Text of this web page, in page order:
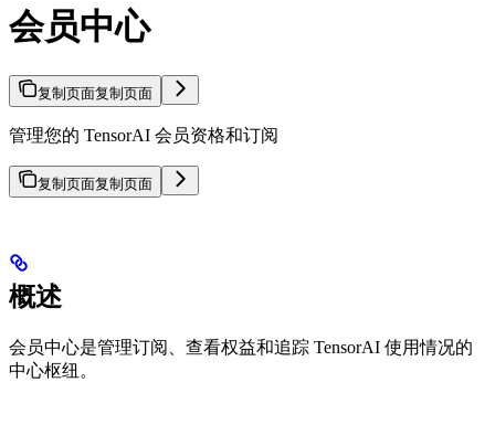
会员中心
复制页面复制页面
管理您的 TensorAI 会员资格和订阅
复制页面复制页面
概述
会员中心是管理订阅、查看权益和追踪 TensorAI 使用情况的
中心枢纽。